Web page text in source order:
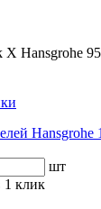
X Hansgrohe
Hansgrohe
шт
1 клик